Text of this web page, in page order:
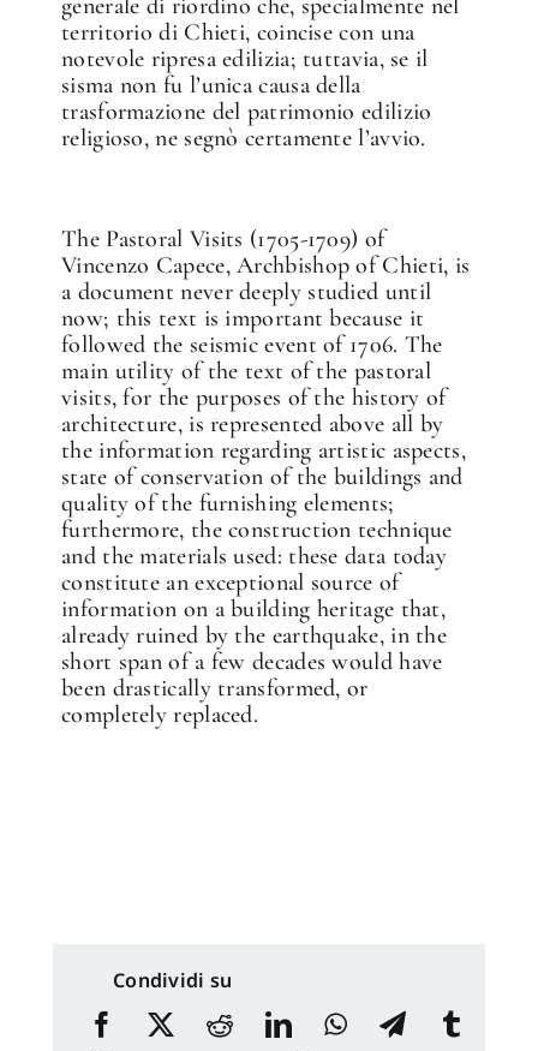
territorio di Chieti, coincise con una
notevole ripresa edilizia; tuttavia, se il
sisma non fu l’unica causa della
trasformazione del patrimonio edilizio
religioso, ne segnò certamente l’avvio.
The Pastoral Visits (1705-1709) of
Vincenzo Capece, Archbishop of Chieti, is
a document never deeply studied until
now; this text is important because it
followed the seismic event of 1706. The
main utility of the text of the pastoral
visits, for the purposes of the history of
architecture, is represented above all by
the information regarding artistic aspects,
state of conservation of the buildings and
quality of the furnishing elements;
furthermore, the construction technique
and the materials used: these data today
constitute an exceptional source of
information on a building heritage that,
already ruined by the earthquake, in the
short span of a few decades would have
been drastically transformed, or
completely replaced.
Condividi su